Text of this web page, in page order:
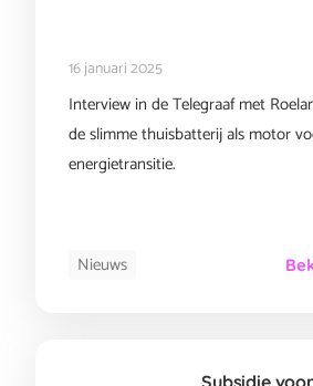
16 januari 2025
Interview in de Telegraaf met
de slimme thuisbatterij als motor
energietransitie.
Nieuws
Subsidie